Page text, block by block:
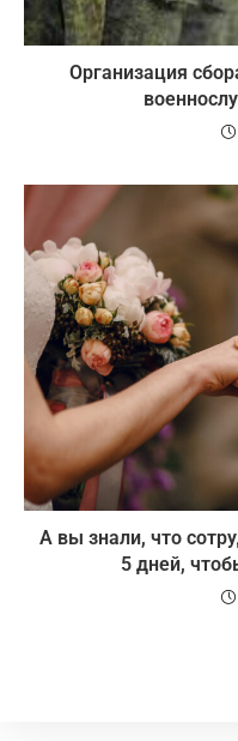
Организация
А вы знали, что
5 дней,